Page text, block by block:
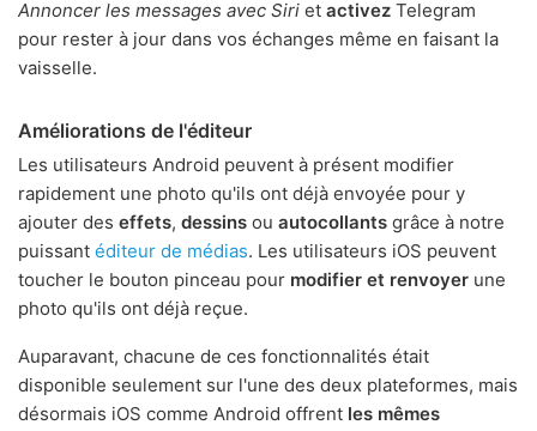
Annoncer les messages avec Siri et activez Telegram
pour rester à jour dans vos échanges même en faisant la
vaisselle.
Améliorations de l'éditeur
Les utilisateurs Android peuvent à présent modifier
rapidement une photo qu'ils ont déjà envoyée pour y
ajouter des effets, dessins ou autocollants grâce à notre
puissant éditeur de médias. Les utilisateurs iOS peuvent
toucher le bouton pinceau pour modifier et renvoyer une
photo qu'ils ont déjà reçue.
Auparavant, chacune de ces fonctionnalités était
disponible seulement sur l'une des deux plateformes, mais
désormais iOS comme Android offrent les mêmes